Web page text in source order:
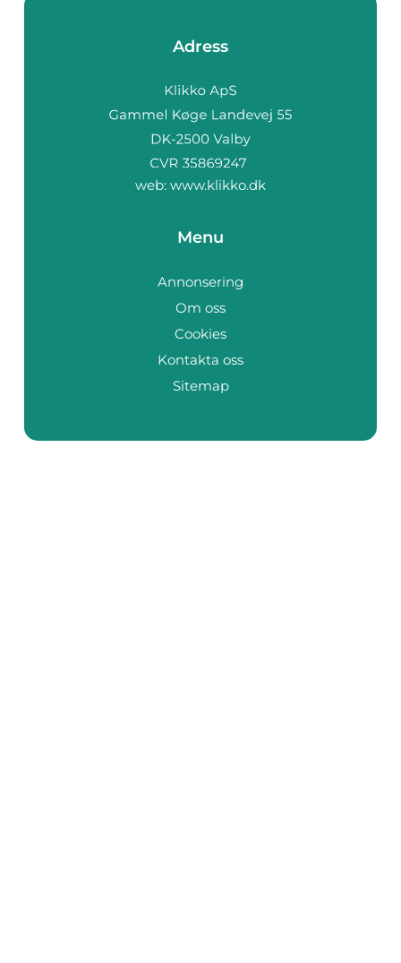
Adress
web: www.klikko.dk
Menu
Annonsering
Om oss
Cookies
Kontakta oss
Sitemap